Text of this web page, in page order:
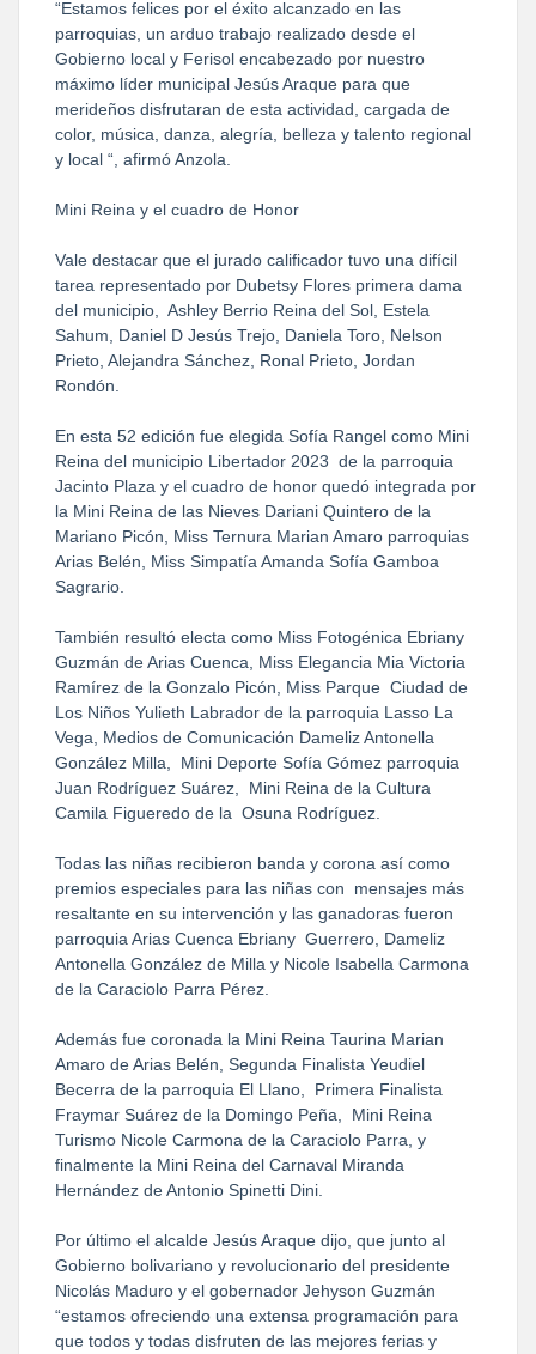
“Estamos felices por el éxito alcanzado en las
parroquias, un arduo trabajo realizado desde el
Gobierno local y Ferisol encabezado por nuestro
máximo líder municipal Jesús Araque para que
merideños disfrutaran de esta actividad, cargada de
color, música, danza, alegría, belleza y talento regional
y local “, afirmó Anzola.
Mini Reina y el cuadro de Honor
Vale destacar que el jurado calificador tuvo una difícil
tarea representado por Dubetsy Flores primera dama
del municipio, Ashley Berrio Reina del Sol, Estela
Sahum, Daniel D Jesús Trejo, Daniela Toro, Nelson
Prieto, Alejandra Sánchez, Ronal Prieto, Jordan
Rondón.
En esta 52 edición fue elegida Sofía Rangel como Mini
Reina del municipio Libertador 2023 de la parroquia
Jacinto Plaza y el cuadro de honor quedó integrada por
la Mini Reina de las Nieves Dariani Quintero de la
Mariano Picón, Miss Ternura Marian Amaro parroquias
Arias Belén, Miss Simpatía Amanda Sofía Gamboa
Sagrario.
También resultó electa como Miss Fotogénica Ebriany
Guzmán de Arias Cuenca, Miss Elegancia Mia Victoria
Ramírez de la Gonzalo Picón, Miss Parque Ciudad de
Los Niños Yulieth Labrador de la parroquia Lasso La
Vega, Medios de Comunicación Dameliz Antonella
González Milla, Mini Deporte Sofía Gómez parroquia
Juan Rodríguez Suárez, Mini Reina de la Cultura
Camila Figueredo de la Osuna Rodríguez.
Todas las niñas recibieron banda y corona así como
premios especiales para las niñas con mensajes más
resaltante en su intervención y las ganadoras fueron
parroquia Arias Cuenca Ebriany Guerrero, Dameliz
Antonella González de Milla y Nicole Isabella Carmona
de la Caraciolo Parra Pérez.
Además fue coronada la Mini Reina Taurina Marian
Amaro de Arias Belén, Segunda Finalista Yeudiel
Becerra de la parroquia El Llano, Primera Finalista
Fraymar Suárez de la Domingo Peña, Mini Reina
Turismo Nicole Carmona de la Caraciolo Parra, y
finalmente la Mini Reina del Carnaval Miranda
Hernández de Antonio Spinetti Dini.
Por último el alcalde Jesús Araque dijo, que junto al
Gobierno bolivariano y revolucionario del presidente
Nicolás Maduro y el gobernador Jehyson Guzmán
“estamos ofreciendo una extensa programación para
que todos y todas disfruten de las mejores ferias y